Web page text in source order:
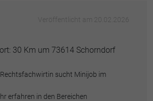
30 Km um 73614 Schorndorf
sucht Minijob im
erfahren in den Bereichen
Veröffentlicht am 20.02.2026